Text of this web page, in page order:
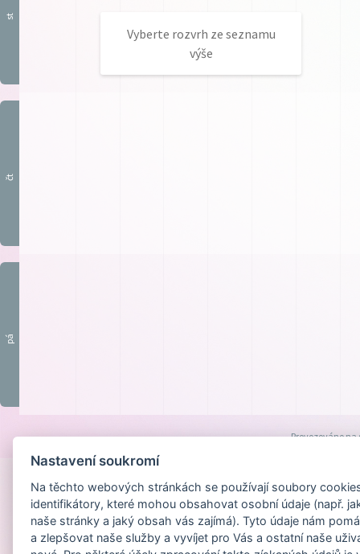
Vyberte rozvrh ze seznamu
výše
st
čt
pá
Provozováno na
Nastavení soukromí
Na těchto webových stránkách se používají soubory
identifikátory, které mohou obsahovat osobní údaje (např.
naše stránky a jaký obsah vás zajímá). Tyto údaje nám
a zlepšovat naše služby a vyvíjet pro Vás a ostatní naše